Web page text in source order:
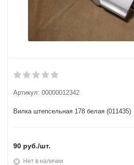
Артикул: 00000012342
Вилка штепсельная 178 белая (011435)
90 руб./шт.
Нет в наличии